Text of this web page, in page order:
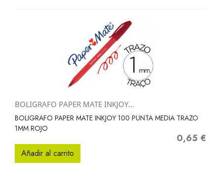
BOLIGRAFO PAPER MATE INKJOY...
BOLIGRAFO PAPER MATE INKJOY 100 PUNTA MEDIA TRAZO
1MM ROJO
Precio
0,65 €
Añadir al carrito